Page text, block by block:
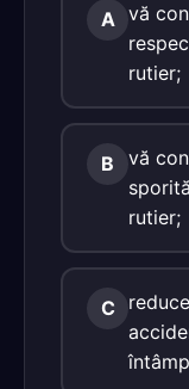
A vă
rutier;
B
vă
rutier;
C